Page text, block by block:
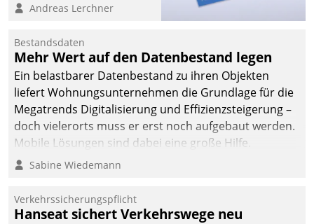
Cockpit für mobile
Datatrain. Die meravis
Wohnungsbau- und
Immobilien GmbH hat
sich dabei für den Betrieb
der Lösung über die SAP
Cloud Platform
entschieden - als erstes
Unternehmen am
Andreas Lerchner
Bestandsdaten
Mehr Wert auf den Datenbestand legen
Ein belastbarer Datenbestand zu ihren Objekten
liefert Wohnungsunternehmen die Grundlage für die
Megatrends Digitalisierung und Effizienzsteigerung –
doch vielerorts muss er erst noch aufgebaut werden.
Mobile Lösungen sind dabei eine große Hilfe.
Sabine Wiedemann
Verkehrssicherungspflicht
Hanseat sichert Verkehrswege neu